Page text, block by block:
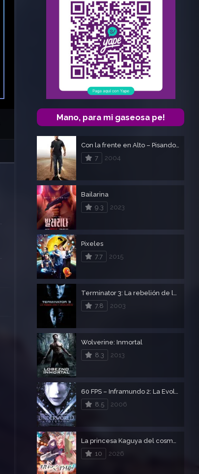
Mano, para mi gaseosa pe!
7
2004
Bailarina
9.3
2023
Pixeles
7.7
2015
7.8
2003
Wolverine: Inmortal
8.3
2013
8.5
2006
10
2026